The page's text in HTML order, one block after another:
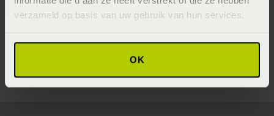
verzameld op basis van uw gebruik van hun services.
OK
Seizoen
Never Out of Stock (Vaste collectie)